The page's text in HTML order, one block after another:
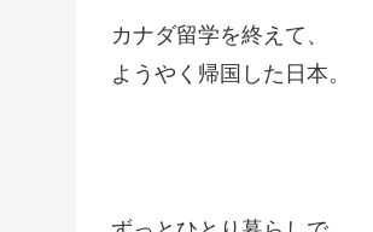
カナダ留学を終えて、
ようやく帰国した日本。